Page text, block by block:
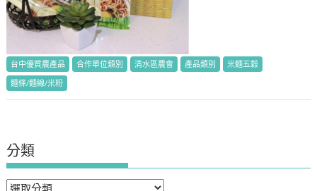
台中優質農產品 合作單位類別 清水區農會 產品類別
米麵五穀
麵條/麵線/米粉
分類
分